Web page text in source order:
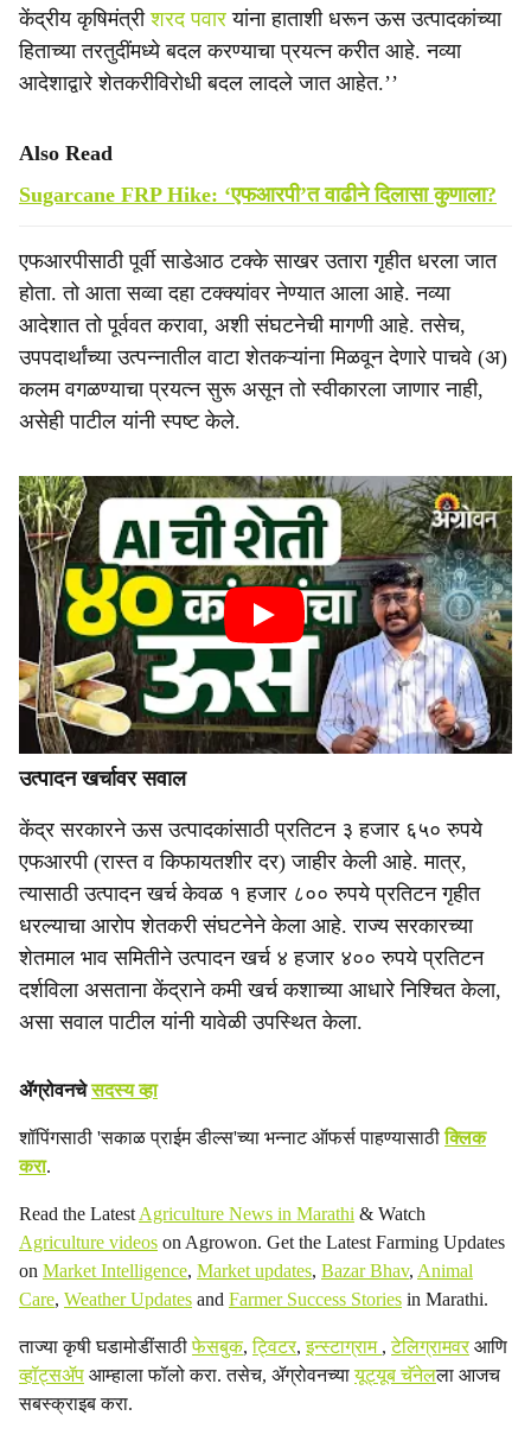
केंद्रीय कृषिमंत्रीशरद पवार यांना हाताशी धरून ऊस उत्पादकांच्या
हिताच्या तरतुदींमध्ये बदल करण्याचा प्रयत्न करीत आहे. नव्या
आदेशाद्वारे शेतकरीविरोधी बदल लादले जात आहेत.’’
Also Read
Sugarcane FRP Hike: ‘एफआरपी’त वाढीने दिलासा कुणाला?
एफआरपीसाठी पूर्वी साडेआठ टक्के साखर उतारा गृहीत धरला जात
होता. तो आता सव्वा दहा टक्क्यांवर नेण्यात आला आहे. नव्या
आदेशात तो पूर्ववत करावा, अशी संघटनेची मागणी आहे. तसेच,
उपपदार्थांच्या उत्पन्नातील वाटा शेतकऱ्यांना मिळवून देणारे पाचवे (अ)
कलम वगळण्याचा प्रयत्न सुरू असून तो स्वीकारला जाणार नाही,
असेही पाटील यांनी स्पष्ट केले.
उत्पादन खर्चावर सवाल
केंद्र सरकारने ऊस उत्पादकांसाठी प्रतिटन ३ हजार ६५० रुपये
एफआरपी (रास्त व किफायतशीर दर) जाहीर केली आहे. मात्र,
त्यासाठी उत्पादन खर्च केवळ १ हजार ८०० रुपये प्रतिटन गृहीत
धरल्याचा आरोप शेतकरी संघटनेने केला आहे. राज्य सरकारच्या
शेतमाल भाव समितीने उत्पादन खर्च ४ हजार ४०० रुपये प्रतिटन
दर्शविला असताना केंद्राने कमी खर्च कशाच्या आधारे निश्चित केला,
असा सवाल पाटील यांनी यावेळी उपस्थित केला.
ॲग्रोवनचेसदस्य व्हा
शॉपिंगसाठी 'सकाळ प्राईम डील्स'च्या भन्नाट ऑफर्स पाहण्यासाठीक्लिक
करा.
Read the Latest Agriculture News in Marathi & Watch
Agriculture videos on Agrowon. Get the Latest Farming Updates
on Market Intelligence, Market updates, Bazar Bhav, Animal
Care, Weather Updates and Farmer Success Stories in Marathi.
ताज्या कृषी घडामोडींसाठीफेसबुक,ट्विटर,इन्स्टाग्राम ,टेलिग्रामवरआणि
व्हॉट्सॲप आम्हाला फॉलो करा. तसेच, ॲग्रोवनच्यायूट्यूब चॅनेलला आजच
सबस्क्राइब करा.